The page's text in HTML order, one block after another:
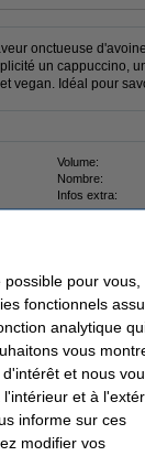
onctueuse
un cappuccino,
vegan. Idéal pour
Volume:
Nombre:
Infos extra:
pour vous,
fonctionnels
analytique
vous
et nous
et à
informe sur ces
modifier vos